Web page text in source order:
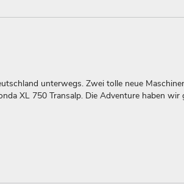
unterwegs. Zwei tolle neue
XL 750 Transalp. Die Adventure haben wir